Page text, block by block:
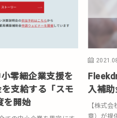
零細企業支援を
支給する「スモ
を開始
入補
【株式
章）が提